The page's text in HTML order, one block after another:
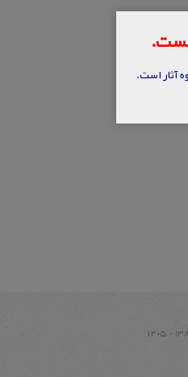
آثار است.